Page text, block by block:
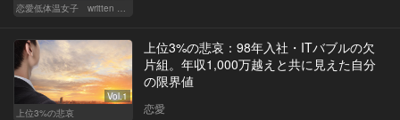
Vol.1
上位3%の悲哀
上位3%の悲哀：98年入社・ITバブルの欠
片組。年収1,000万越えと共に見えた自分
の限界値
恋愛